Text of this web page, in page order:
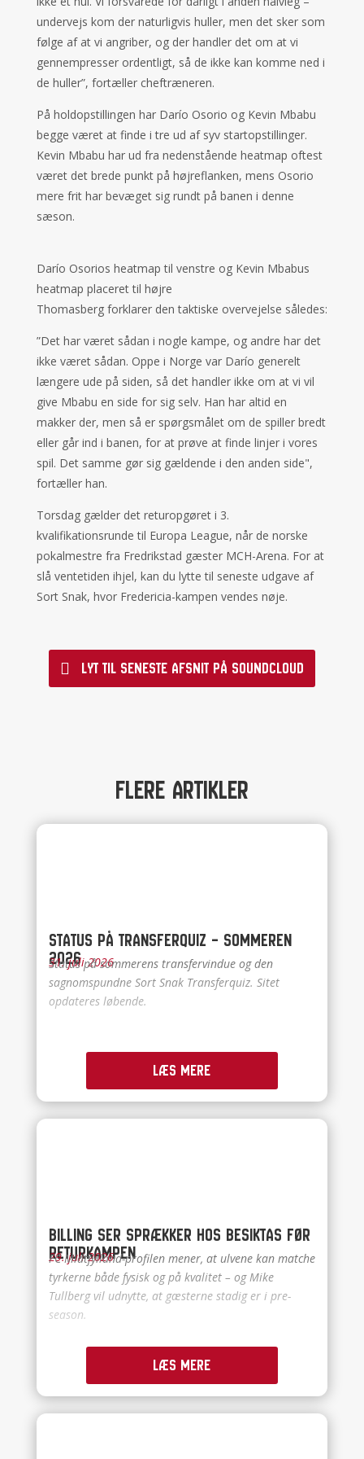
undervejs kom der naturligvis huller, men det sker som
følge af at vi angriber, og der handler det om at vi
gennempresser ordentligt, så de ikke kan komme ned i
de huller”, fortæller cheftræneren.
På holdopstillingen har Darío Osorio og Kevin Mbabu
begge været at finde i tre ud af syv startopstillinger.
Kevin Mbabu har ud fra nedenstående heatmap oftest
været det brede punkt på højreflanken, mens Osorio
mere frit har bevæget sig rundt på banen i denne
sæson.
Darío Osorios heatmap til venstre og Kevin Mbabus
heatmap placeret til højre
Thomasberg forklarer den taktiske overvejelse således:
”Det har været sådan i nogle kampe, og andre har det
ikke været sådan. Oppe i Norge var Darío generelt
længere ude på siden, så det handler ikke om at vi vil
give Mbabu en side for sig selv. Han har altid en
makker der, men så er spørgsmålet om de spiller bredt
eller går ind i banen, for at prøve at finde linjer i vores
spil. Det samme gør sig gældende i den anden side",
fortæller han.
Torsdag gælder det returopgøret i 3.
kvalifikationsrunde til Europa League, når de norske
pokalmestre fra Fredrikstad gæster MCH-Arena. For at
slå ventetiden ihjel, kan du lytte til seneste udgave af
Sort Snak, hvor Fredericia-kampen vendes nøje.
Lyt til seneste afsnit på Soundcloud
Flere artikler
Status på Transferquiz – Sommeren
2026
31. juli 2026
Status på sommerens transfervindue og den
sagnomspundne Sort Snak Transferquiz. Sitet
opdateres løbende.
Læs mere
Billing ser sprækker hos Besiktas før
returkampen
29. juli 2026
FC Midtjylland-profilen mener, at ulvene kan matche
tyrkerne både fysisk og på kvalitet – og Mike
Tullberg vil udnytte, at gæsterne stadig er i pre-
season.
Læs mere